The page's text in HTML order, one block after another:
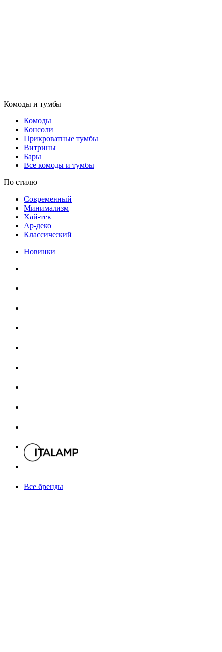
Комоды
Консоли
Прикроватные тумбы
Витрины
Бары